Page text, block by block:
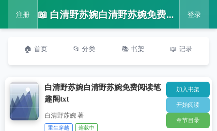
注册 📖 白清野苏婉白清野苏婉免费阅读笔趣阁txt 登录
🏠 首页 📂 分类 📚 书架 📖 记录
白清野苏婉白清野苏婉免费阅读笔
趣阁txt
白清野苏婉 著
重生穿越 连载中
加入书架
开始阅读
章节目录